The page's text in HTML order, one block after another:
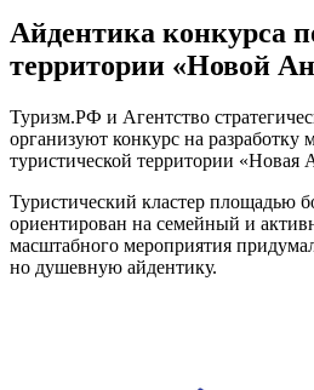
Айдентика конкурса
территории «Новой
Туризм.РФ и Агентство
организуют конкурс на разработку
туристической территории «Новая
Туристический кластер площадью
ориентирован на семейный и
масштабного мероприятия
но душевную айдентику.